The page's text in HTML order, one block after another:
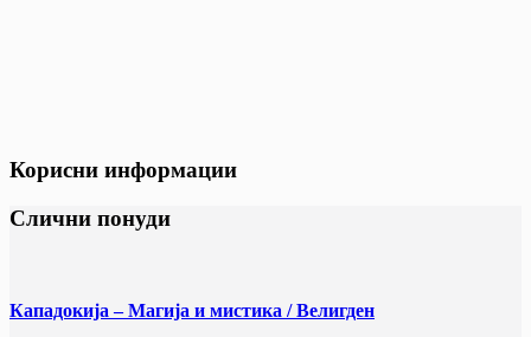
Корисни информации
Слични понуди
Кападокија – Магија и мистика / Велигден